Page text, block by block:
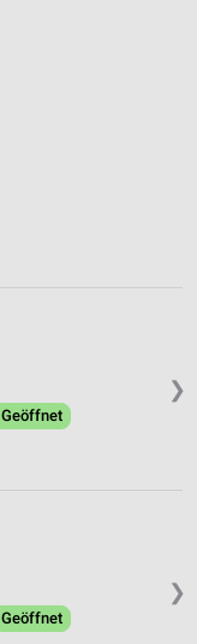
❯
Geöffnet
❯
Geöffnet